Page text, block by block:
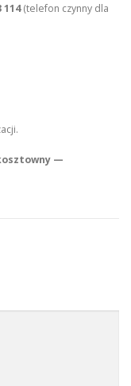
114(telefon czynny dla
—